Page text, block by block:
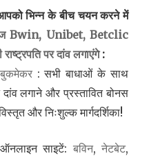
भिन्न के बीच चयन करने में
Bwin, Unibet, Betclic
पर दांव लगाएंगे:
: सभी बाधाओं के साथ
लगाने और प्रस्तावित बोनस
और निःशुल्क मार्गदर्शिका!
साइटें: बविन,नेटबेट,